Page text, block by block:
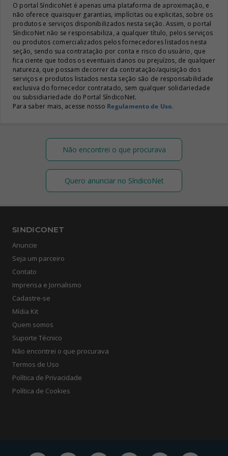
O portal SíndicoNet é apenas uma plataforma de aproximação, e
não oferece quaisquer garantias, implícitas ou explicitas, sobre os
produtos e serviços disponibilizados nesta seção. Assim, o portal
SíndicoNet não se responsabiliza, a qualquer título, pelos serviços
ou produtos comercializados pelos fornecedores listados nesta
seção, sendo sua contratação por conta e risco do usuário, que
fica ciente que todos os eventuais danos ou prejuízos, de qualquer
natureza, que possam decorrer da contratação/aquisição dos
serviços e produtos listados nesta seção são de responsabilidade
exclusiva do fornecedor contratado, sem qualquer solidariedade
ou subsidiariedade do Portal SíndicoNet.
Para saber mais, acesse nosso Regulamento de Uso.
Não encontrei o que procurava
Quero anunciar no SíndicoNet
SINDICONET
Anuncie
Seja um parceiro
Contato
Imprensa e Jornalismo
Cadastre-se
Mídia Kit
Quem somos
Suporte Técnico
Não encontrei o que procurava
Termos de Uso
Política de Privacidade
Política de Cookies